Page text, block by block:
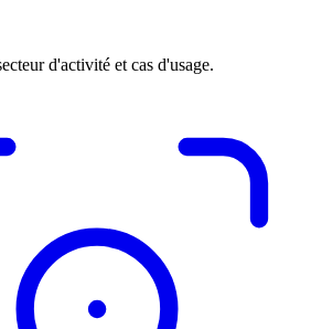
d'activité et cas d'usage.